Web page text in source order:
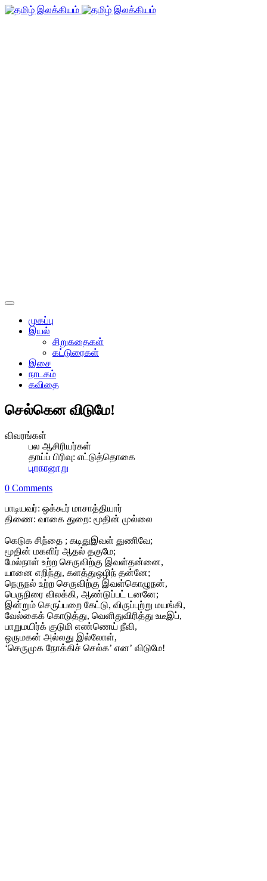
முகப்பு
இயல்
சிறுகதைகள்
கட்டுரைகள்
இசை
நாடகம்
கவிதை
செல்கென விடுமே!
விவரங்கள்
பல ஆசிரியர்கள்
தாய்ப் பிரிவு: எட்டுத்தொகை
புறநானூறு
0 Comments
பாடியவர்: ஒக்கூர் மாசாத்தியார்
திணை: வாகை துறை: மூதின் முல்லை
கெடுக சிந்தை ; கடிதுஇவள் துணிவே;
மூதின் மகளிர் ஆதல் தகுமே;
மேல்நாள் உற்ற செருவிற்கு இவள்தன்னை,
யானை எறிந்து, களத்துஒழிந் தன்னே;
நெருநல் உற்ற செருவிற்கு இவள்கொழுநன்,
பெருநிரை விலக்கி, ஆண்டுப்பட் டனனே;
இன்றும் செருப்பறை கேட்டு, விருப்புற்று மயங்கி,
வேல்கைக் கொடுத்து, வெளிதுவிரித்து உடீஇப்,
பாறுமயிர்க் குடுமி எண்ணெய் நீவி,
ஒருமகன் அல்லது இல்லோள்,
‘செருமுக நோக்கிச் செல்க’ என’ விடுமே!